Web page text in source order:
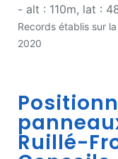
- alt : 110m, lat :
Records établis sur
2020
Ruillé-